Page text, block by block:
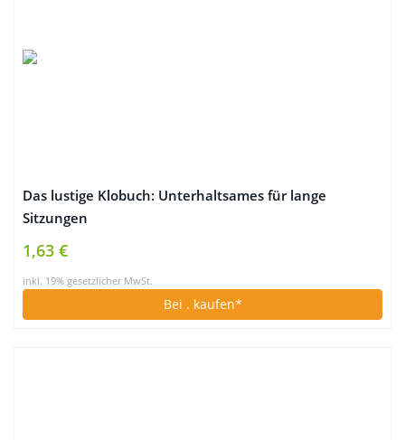
Das lustige Klobuch: Unterhaltsames für lange
Sitzungen
1,63 €
inkl. 19% gesetzlicher MwSt.
Bei . kaufen*